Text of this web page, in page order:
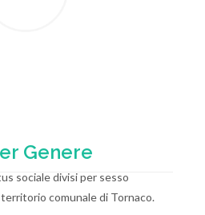
Genere
sociale divisi per sesso
comunale di Tornaco.